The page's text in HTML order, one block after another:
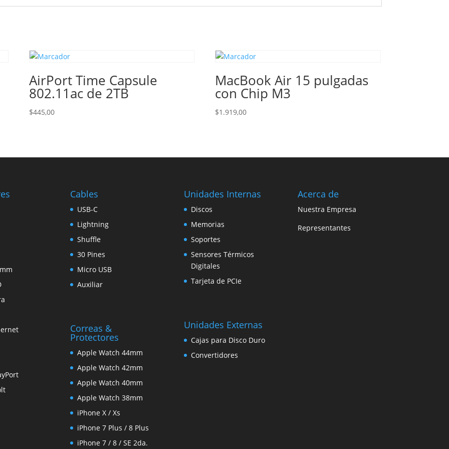
AirPort Time Capsule
802.11ac de 2TB
$445,00
MacBook Air 15 pulgadas
con Chip M3
$1.919,00
Cables
USB-C
Lightning
Shuffle
30 Pines
Micro USB
Auxiliar
Correas &
Protectores
Apple Watch 44mm
Apple Watch 42mm
Apple Watch 40mm
Apple Watch 38mm
iPhone X / Xs
iPhone 7 Plus / 8 Plus
iPhone 7 / 8 / SE 2da.
Unidades Internas
Discos
Memorias
Soportes
Sensores Térmicos
Digitales
Tarjeta de PCIe
Unidades Externas
Cajas para Disco Duro
Convertidores
Acerca de
Nuestra Empresa
Representantes